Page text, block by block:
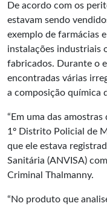
De acordo com os
estavam sendo
exemplo de farmácias
instalações industriais
fabricados. Durante o
encontradas várias
a composição química
“Em uma das
1º Distrito Policial de
que ele estava
Sanitária (ANVISA)
Criminal Thalmanny.
“No produto que